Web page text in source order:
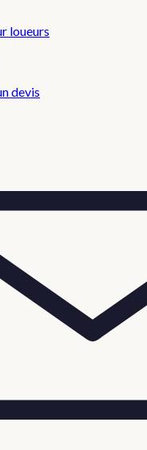
loueurs
devis